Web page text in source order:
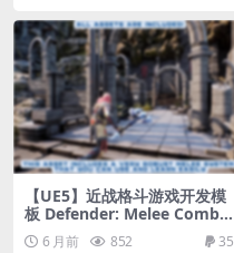
【UE5】近战格斗游戏开发模
板 Defender: Melee Comba
t 6 月前 852 35